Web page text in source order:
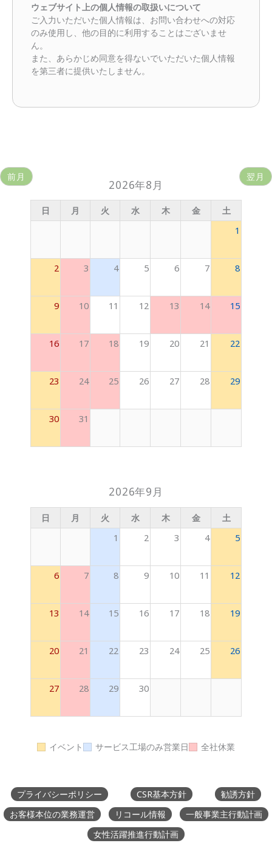
ウェブサイト上の個人情報の取扱いについて
ご入力いただいた個人情報は、お問い合わせへの対応
のみ使用し、他の目的に利用することはございませ
ん。
また、あらかじめ同意を得ないでいただいた個人情報
を第三者に提供いたしません。
前月 翌月
2026年8月
日 月 火 水 木 金 土
1
2 3 4 5 6 7 8
9 10 11 12 13 14 15
16 17 18 19 20 21 22
23 24 25 26 27 28 29
30 31
2026年9月
日 月 火 水 木 金 土
1 2 3 4 5
6 7 8 9 10 11 12
13 14 15 16 17 18 19
20 21 22 23 24 25 26
27 28 29 30
イベント サービス工場のみ営業日 全社休業
プライバシーポリシー CSR基本方針
勧誘方針
お客様本位の業務運営
リコール情報
一般事業主行動計画
女性活躍推進行動計画